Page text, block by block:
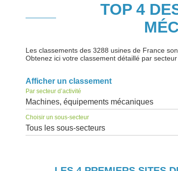
TOP 4
Les classements des 3288 usines de France
Obtenez ici votre classement détaillé par
Afficher un classement
Par secteur d’activité
Machines, équipements mécaniques
Choisir un sous-secteur
Tous les sous-secteurs